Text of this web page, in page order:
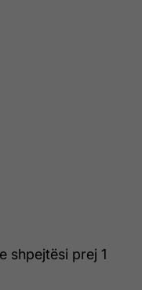
shpejtësi prej 1